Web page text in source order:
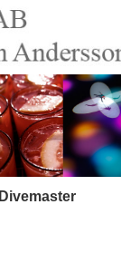
Divemaster